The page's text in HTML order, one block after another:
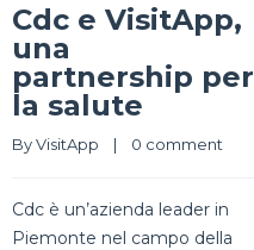
Cdc e VisitApp,
una
partnership per
la salute
By VisitApp
    |
0 comment
Cdc è un’azienda leader in
Piemonte nel campo della